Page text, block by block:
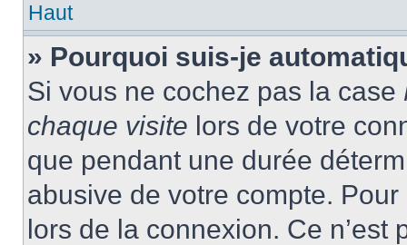
Haut
» Pourquoi suis-je
Si vous ne cochez pas la case
chaque visite lors de votre
que pendant une durée
abusive de votre compte.
lors de la connexion. Ce